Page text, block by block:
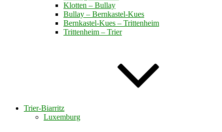
Klotten – Bullay
Bullay – Bernkastel-Kues
Bernkastel-Kues – Trittenheim
Trittenheim – Trier
Trier-Biarritz
Luxemburg